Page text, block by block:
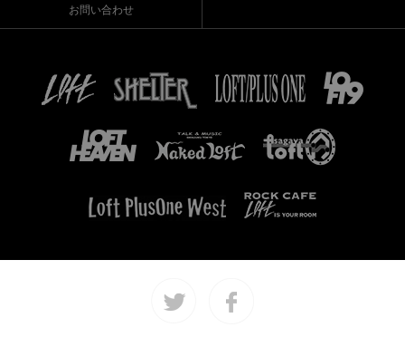
お問い合わせ